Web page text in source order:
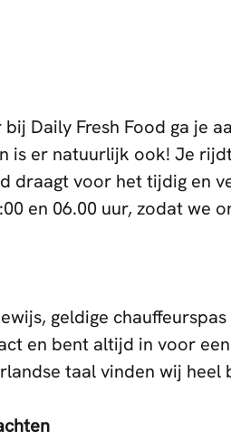
Daily Fresh Food ga je
is er natuurlijk ook! Je
draagt voor het tijdig en
en 06.00 uur, zodat we
geldige
en bent altijd in voor
taal vinden wij heel